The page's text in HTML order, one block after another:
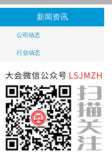
新闻资讯
公司动态
行业动态